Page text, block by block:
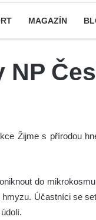
MAGAZÍN
NP
Žijme s přírodou
do
Účastníci se